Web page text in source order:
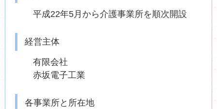
平成22年5月から介護事業所を順次開設
経営主体
有限会社
赤坂電子工業
各事業所と所在地